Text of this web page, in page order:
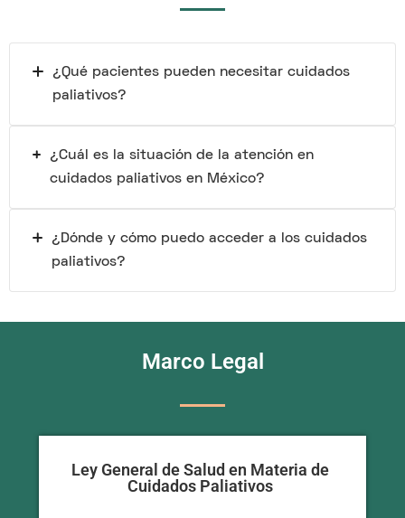
¿Qué pacientes pueden necesitar cuidados
paliativos?
¿Cuál es la situación de la atención en
cuidados paliativos en México?
¿Dónde y cómo puedo acceder a los cuidados
paliativos?
Marco Legal
Ley General de Salud en Materia de
Cuidados Paliativos